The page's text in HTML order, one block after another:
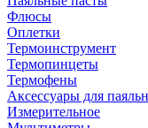
Флюсы
Оплетки
Термоинструмент
Термопинцеты
Термофены
Аксессуары для
Измерительное